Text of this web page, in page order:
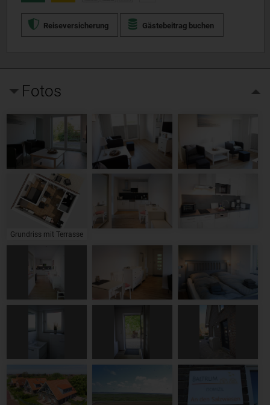
Reiseversicherung Gästebeitrag buchen
Fotos
Grundriss mit Terrasse